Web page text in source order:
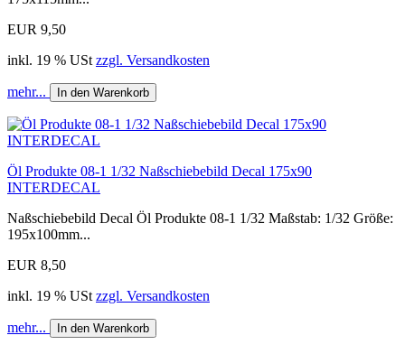
EUR 9,50
inkl. 19 % USt zzgl. Versandkosten
mehr... In den Warenkorb
Öl Produkte 08-1 1/32 Naßschiebebild Decal 175x90
INTERDECAL
Naßschiebebild Decal Öl Produkte 08-1 1/32 Maßstab: 1/32 Größe:
195x100mm...
EUR 8,50
inkl. 19 % USt zzgl. Versandkosten
mehr... In den Warenkorb